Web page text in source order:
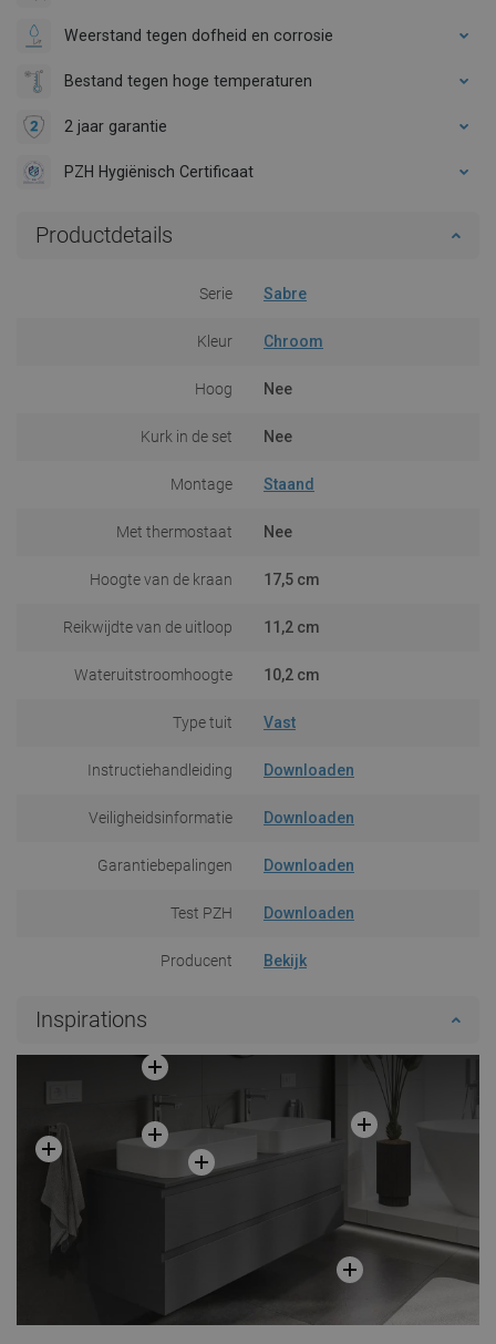
Weerstand tegen dofheid en corrosie
Bestand tegen hoge temperaturen
2 jaar garantie
PZH Hygiënisch Certificaat
Productdetails
Serie Sabre
Kleur Chroom
Hoog Nee
Kurk in de set Nee
Montage Staand
Met thermostaat Nee
Hoogte van de kraan 17,5 cm
Reikwijdte van de uitloop 11,2 cm
Wateruitstroomhoogte 10,2 cm
Type tuit Vast
Instructiehandleiding Downloaden
Veiligheidsinformatie Downloaden
Garantiebepalingen Downloaden
Test PZH Downloaden
Producent Bekijk
Inspirations